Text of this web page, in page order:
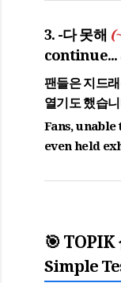
3. -다 못해
팬들은 지드
열기도 했습
Fans,
even held
🎯 TOPIK
Simple